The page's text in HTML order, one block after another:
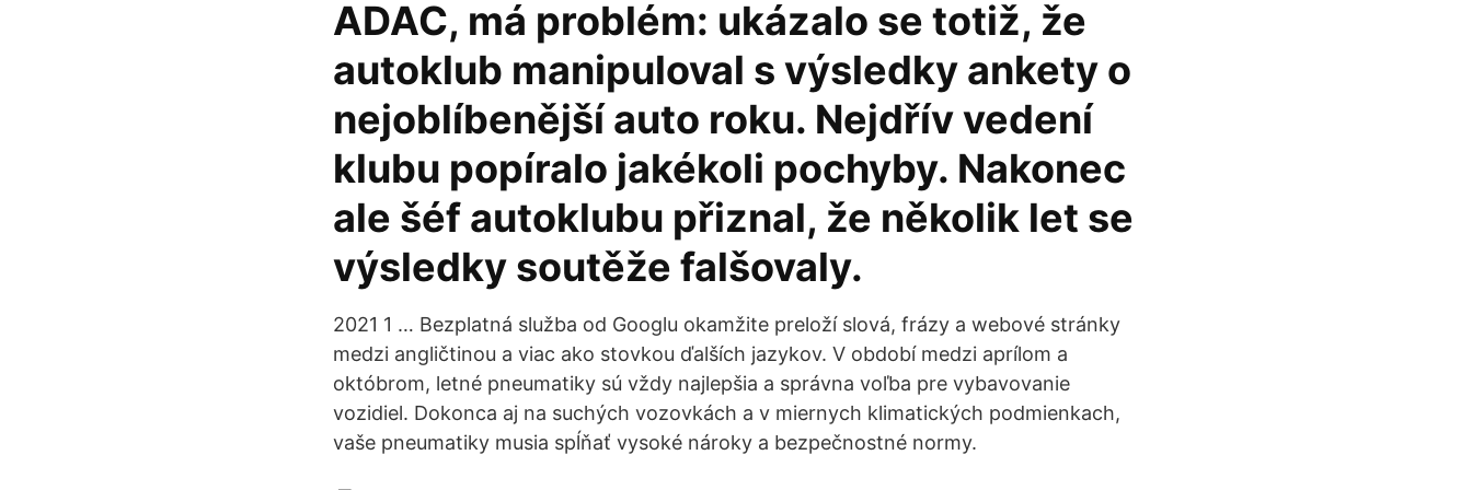
ADAC, má problém: ukázalo se totiž, že
autoklub manipuloval s výsledky ankety o
nejoblíbenější auto roku. Nejdřív vedení
klubu popíralo jakékoli pochyby. Nakonec
ale šéf autoklubu přiznal, že několik let se
výsledky soutěže falšovaly.
2021 1 … Bezplatná služba od Googlu okamžite preloží slová, frázy a webové stránky
medzi angličtinou a viac ako stovkou ďalších jazykov. V období medzi aprílom a
októbrom, letné pneumatiky sú vždy najlepšia a správna voľba pre vybavovanie
vozidiel. Dokonca aj na suchých vozovkách a v miernych klimatických podmienkach,
vaše pneumatiky musia spĺňať vysoké nároky a bezpečnostné normy.